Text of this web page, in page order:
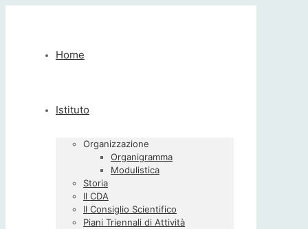
Home
Istituto
Organizzazione
Organigramma
Modulistica
Storia
Il CDA
Il Consiglio Scientifico
Piani Triennali di Attività